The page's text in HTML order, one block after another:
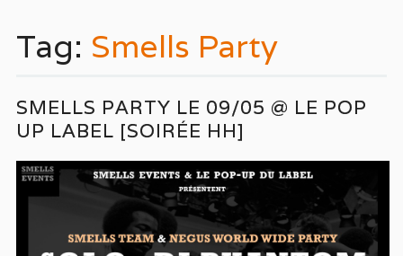
Tag: Smells Party
SMELLS PARTY LE 09/05 @ LE POP
UP LABEL [SOIRÉE HH]